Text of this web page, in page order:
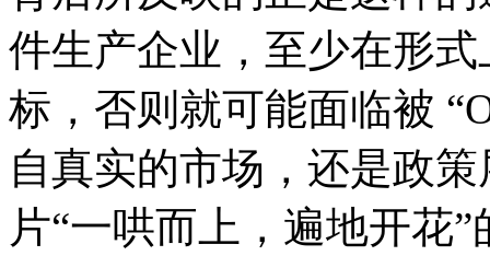
件生产企业，至少在形
标，否则就可能面临被
自真实的市场，还是政
片“一哄而上，遍地开花”